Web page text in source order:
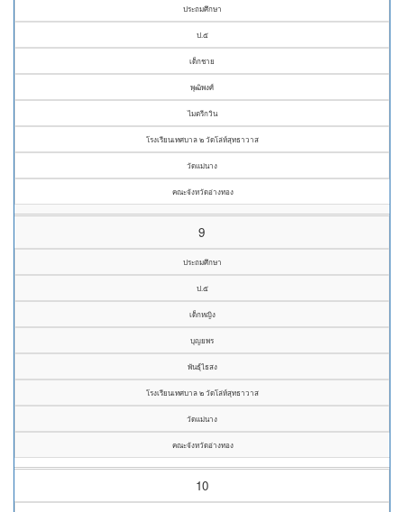
ประถมศึกษา
ป.๕
เด็กชาย
พุฒิพงศ์
ไมตรีกวิน
โรงเรียนเทศบาล ๒ วัดโล่ห์สุทธาวาส
วัดแม่นาง
คณะจังหวัดอ่างทอง
9
ประถมศึกษา
ป.๕
เด็กหญิง
บุญยพร
พันธุ์ไธสง
โรงเรียนเทศบาล ๒ วัดโล่ห์สุทธาวาส
วัดแม่นาง
คณะจังหวัดอ่างทอง
10